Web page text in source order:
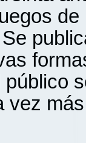
vez